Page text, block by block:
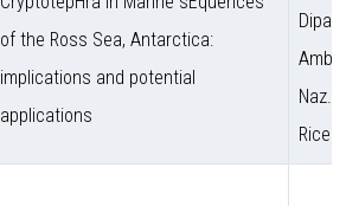
of the Ross Sea, Antarctica:
implications and potential
applications
Amb.
Naz.